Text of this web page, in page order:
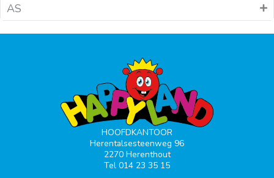
AS
HOOFDKANTOOR
Herentalsesteenweg 96
2270 Herenthout
Tel 014 23 35 15